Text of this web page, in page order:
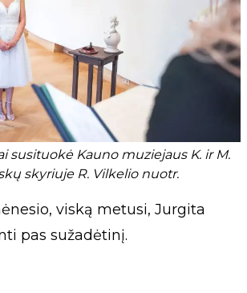
susituokė Kauno muziejaus K. ir M.
skyriuje R. Vilkelio nuotr.
viską metusi, Jurgita
pas sužadėtinį.